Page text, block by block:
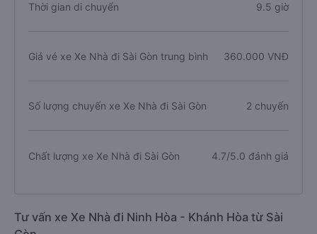
Thời gian di chuyển 9.5 giờ
Giá vé xe Xe Nhà đi Sài Gòn trung bình 360.000 VNĐ
Số lượng chuyến xe Xe Nhà đi Sài Gòn 2 chuyến
Chất lượng xe Xe Nhà đi Sài Gòn 4.7/5.0 đánh giá
Tư vấn xe Xe Nhà đi Ninh Hòa - Khánh Hòa từ Sài